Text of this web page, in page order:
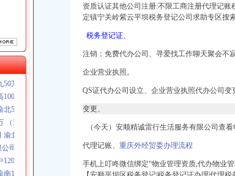
万 (进出口权)
北100万 （进出口权）
万 （工商注册）
万 （工商注册）
50万 （工商注册）
（进出口权）
北800万 （进出口权）
司渝中分公司 （工商注册）
万 （增资）
100万 （进出口权）
公司 渝新100万 （进出口权）
资质认证其他公司注册:不限工商注册代理记
定镇宁关岭紫云平坝税务登记公司求助专区搜
税务登记证、
注销；免费代办公司、寻爱找工作聊天聚会不
企业营业执照。
QS证代办公司设立、 企业营业执照代办公司变
变更、
（今天）安顺精诚雷行生活服务有限公司查看
代理记账、 重庆外经贸委办理流程
手机上叮咚微信绑定“物业管理资质,代办物业